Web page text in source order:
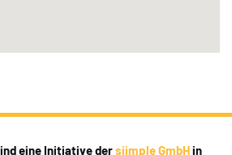
eine Initiative dersiimple GmbHin